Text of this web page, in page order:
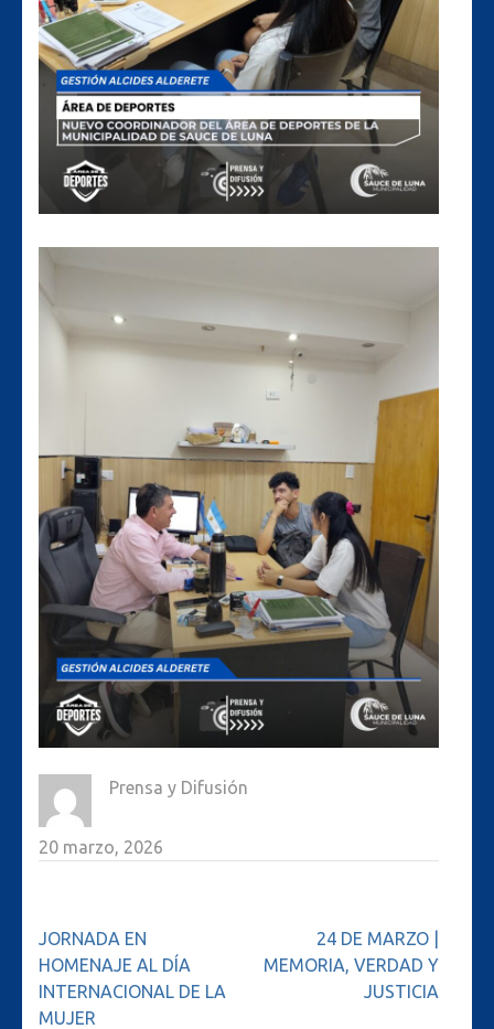
Prensa y Difusión
20 marzo, 2026
Navegación
de
entradas
JORNADA EN
HOMENAJE AL DÍA
INTERNACIONAL DE LA
MUJER
24 DE MARZO |
MEMORIA, VERDAD Y
JUSTICIA